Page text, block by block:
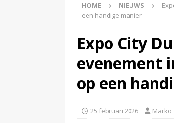
(Patrick
(Disney en
( Disney
HOME NIEUWS
een handige manier
Expo City
evenement
op een
25 februari 2026 Marko